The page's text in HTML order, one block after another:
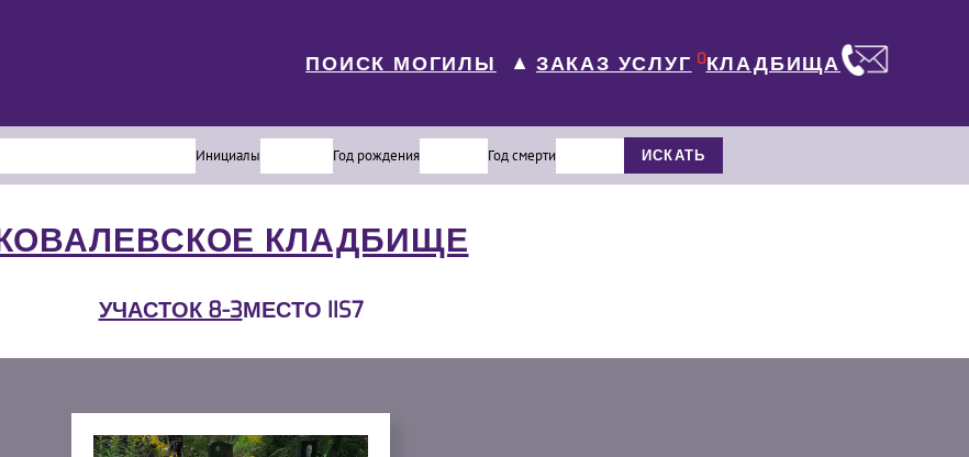
ПОИСК МОГИЛЫ ▼ ЗАКАЗ УСЛУГ 0КЛАДБИЩА
Инициалы Год рождения Год смерти ИСКАТЬ
КЛАДБИЩЕ
УЧАСТОК 8-3МЕСТО IIS7